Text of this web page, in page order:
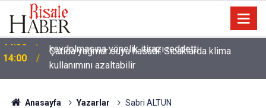
14:00
Çatıda yağmur suyu hasadı: Sıcaklarda klima
kullanımını azaltabilir
Anasayfa Yazarlar Sabri ALTUN